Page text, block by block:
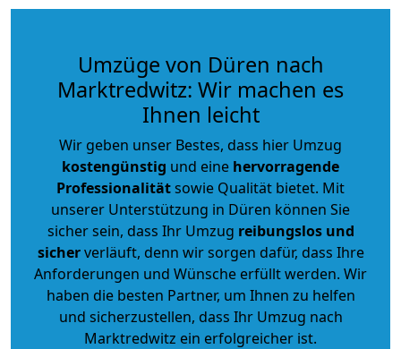
Umzüge von Düren nach
Marktredwitz: Wir machen es
Ihnen leicht
Wir geben unser Bestes, dass hier Umzug
kostengünstig und eine hervorragende
Professionalitätsowie Qualität bietet. Mit
unserer Unterstützung in Düren können Sie
sicher sein, dass Ihr Umzug reibungslos und
sicherverläuft, denn wir sorgen dafür, dass Ihre
Anforderungen und Wünsche erfüllt werden. Wir
haben die besten Partner, um Ihnen zu helfen
und sicherzustellen, dass Ihr Umzug nach
Marktredwitz ein erfolgreicher ist.